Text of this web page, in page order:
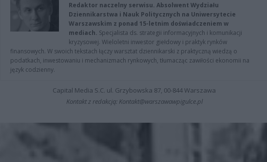
Redaktor naczelny serwisu. Absolwent Wydziału
Dziennikarstwa i Nauk Politycznych na Uniwersytecie
Warszawskim z ponad 15-letnim doświadczeniem w
mediach. Specjalista ds. strategii informacyjnych i komunikacji
kryzysowej. Wieloletni inwestor giełdowy i praktyk rynków
finansowych. W swoich tekstach łączy warsztat dziennikarski z praktyczną wiedzą o
podatkach, inwestowaniu i mechanizmach rynkowych, tłumacząc zawiłości ekonomii na
język codzienny.
Capital Media S.C. ul. Grzybowska 87, 00-844 Warszawa
Kontakt z redakcją: Kontakt@warszawawpigulce.pl